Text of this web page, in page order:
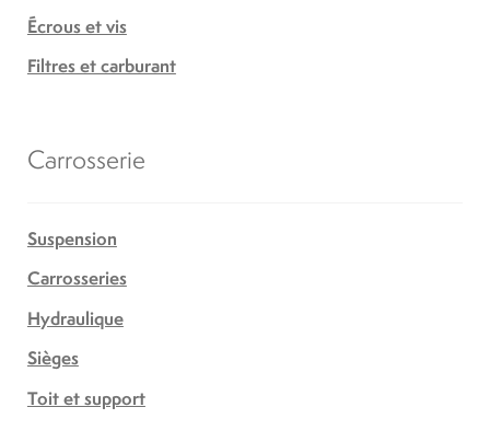
Écrous et vis
Filtres et carburant
Carrosserie
Suspension
Carrosseries
Hydraulique
Sièges
Toit et support